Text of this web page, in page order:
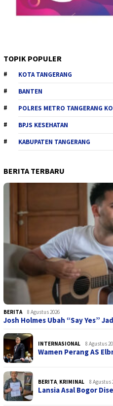
TOPIK POPULER
KOTA TANGERANG
BANTEN
POLRES METRO TANGERANG
BPJS KESEHATAN
KABUPATEN TANGERANG
BERITA TERBARU
BERITA 8 Agustus 2026
Josh Holmes Ubah “Say Yes”
INTERNASIONAL 8 Agustus
Wamen Perang AS
BERITA, KRIMINAL 8 Agustus
Lansia Asal Bogor